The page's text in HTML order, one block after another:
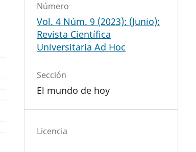
Número
Vol. 4 Núm. 9 (2023): (Junio):
Revista Científica
Universitaria Ad Hoc
Sección
El mundo de hoy
Licencia